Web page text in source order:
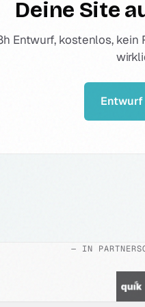
Deine Site
Entwurf, kostenlos, kein
— IN